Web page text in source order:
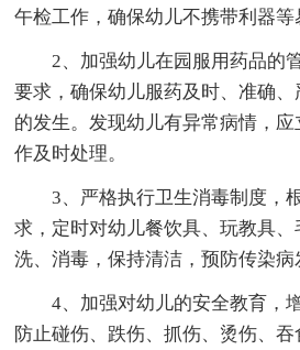
午检工作，确保幼儿不携带利器等
2、加强幼儿在园服用药品的
要求，确保幼儿服药及时、准确
的发生。发现幼儿有异常病情，
作及时处理。
3、严格执行卫生消毒制度，
求，定时对幼儿餐饮具、玩教具
洗、消毒，保持清洁，预防传染病
4、加强对幼儿的安全教育，
防止碰伤、跌伤、抓伤、烫伤、